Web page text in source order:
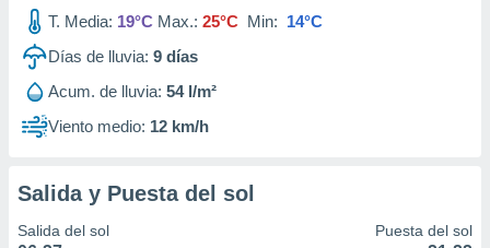
T. Media: 19°C Max.: 25°C Min: 14°C
Días de lluvia: 9 días
Acum. de lluvia: 54 l/m²
Viento medio: 12 km/h
Salida y Puesta del sol
Salida del sol Puesta del sol